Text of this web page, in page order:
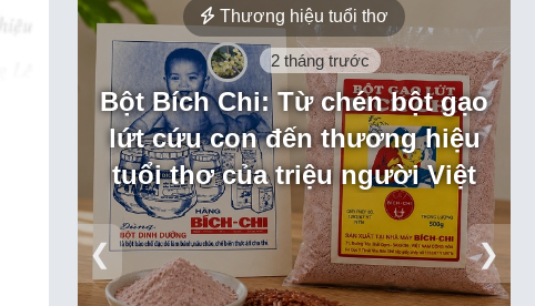
Thương hiệu tuổi thơ
2 tháng trước
Bột Bích Chi: Từ chén bột gạo
lứt cứu con đến thương hiệu
tuổi thơ của triệu người Việt
❮ ❯